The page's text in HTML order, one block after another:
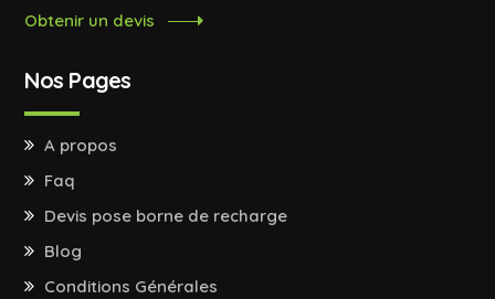
Obtenir un devis
Nos Pages
A propos
Faq
Devis pose borne de recharge
Blog
Conditions Générales